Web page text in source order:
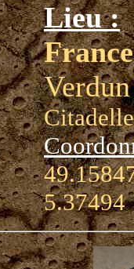
Lieu :
France
Citadelle
5.37494